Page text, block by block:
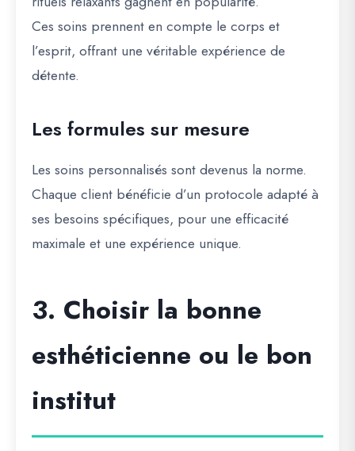
Ces soins prennent en compte le corps et
l’esprit, offrant une véritable expérience de
détente.
Les formules sur mesure
Les soins personnalisés sont devenus la norme.
Chaque client bénéficie d’un protocole adapté à
ses besoins spécifiques, pour une efficacité
maximale et une expérience unique.
3. Choisir la bonne
esthéticienne ou le bon
institut